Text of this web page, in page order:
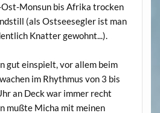
Monsun bis Afrika trocken
(als Ostseesegler ist man
Knatter gewohnt...).
gut einspielt, vor allem beim
im Rhythmus von 3 bis
an Deck war immer recht
mußte Micha mit meinen